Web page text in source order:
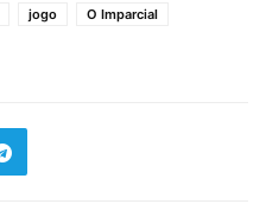
jogo
O Imparcial